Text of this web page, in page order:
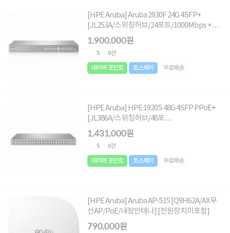
[HPE Aruba] Aruba 2930F 24G 4SFP+
[JL253A/스위칭허브/24포트/1000Mbps +
10G 4SFP/랙마운트가능]
1,900,000원
5 0건
네이버 포인트 토스페이 무료배송
[HPE Aruba] HPE 1920S 48G 4SFP PPoE+
[JL386A/스위칭허브/48포
트/1000Mbps+4SFP/PoE+/랙마운트가능]
1,431,000원
5 0건
네이버 포인트 토스페이 무료배송
[HPE Aruba] Aruba AP-515 [Q9H62A/AX무
선AP/PoE/내장안테나] [전원장치미포함]
790,000원